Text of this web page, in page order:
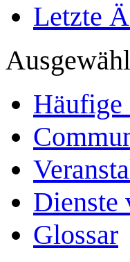
Letzte
Häufige
Dienste
Glossar